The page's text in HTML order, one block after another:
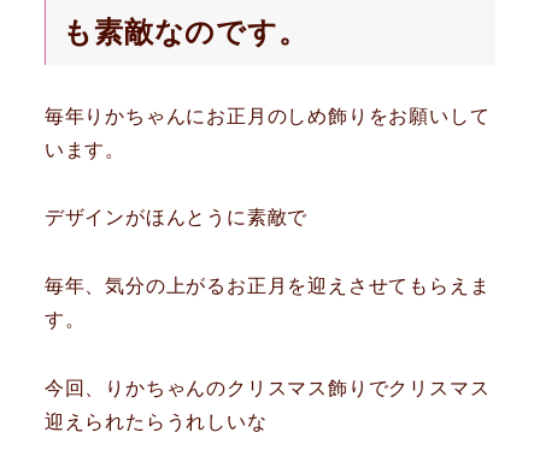
も素敵なのです。
毎年りかちゃんにお正月のしめ飾りをお願いして
います。
デザインがほんとうに素敵で
毎年、気分の上がるお正月を迎えさせてもらえま
す。
今回、りかちゃんのクリスマス飾りでクリスマス
迎えられたらうれしいな